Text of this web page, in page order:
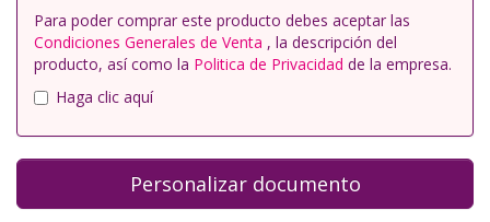
Para poder comprar este producto debes aceptar las
Condiciones Generales de Venta , la descripción del
producto, así como la Politica de Privacidad de la empresa.
Haga clic aquí